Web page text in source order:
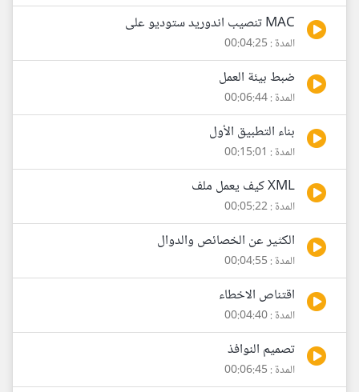
MAC تنصيب اندوريد ستوديو على
المدة : 00:04:25
ضبط بيئة العمل
المدة : 00:06:44
بناء التطبيق الأول
المدة : 00:15:01
XML كيف يعمل ملف
المدة : 00:05:22
الكثير عن الخصائص والدوال
المدة : 00:04:55
اقتناص الاخطاء
المدة : 00:04:40
تصميم النوافذ
المدة : 00:06:45